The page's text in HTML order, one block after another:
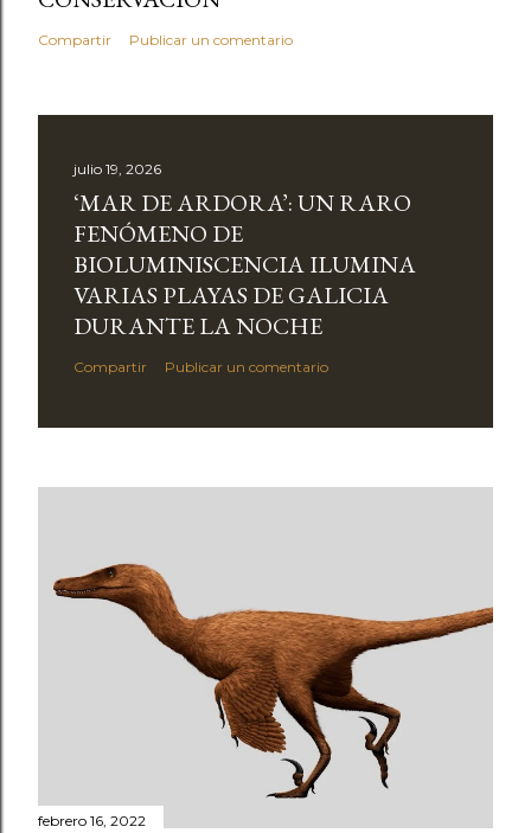
Compartir Publicar un comentario
julio 19, 2026
‘MAR DE ARDORA’: UN RARO
FENÓMENO DE
BIOLUMINISCENCIA ILUMINA
VARIAS PLAYAS DE GALICIA
DURANTE LA NOCHE
Compartir Publicar un comentario
febrero 16, 2022